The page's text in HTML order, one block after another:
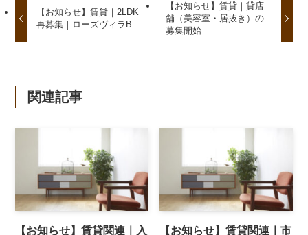
【お知らせ】賃貸｜2LDK
再募集｜ローズヴィラB
【お知らせ】賃貸｜貸店
舗（美容室・居抜き）の
募集開始
関連記事
【お知らせ】賃貸関連｜入 【お知らせ】賃貸関連｜市